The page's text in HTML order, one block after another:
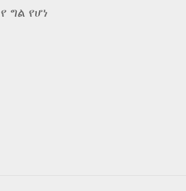
የ ግል የሆነ